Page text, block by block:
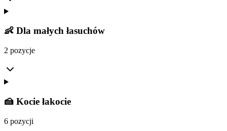
👶 Dla małych łasuchów
2 pozycje
🍰 Kocie łakocie
6 pozycji